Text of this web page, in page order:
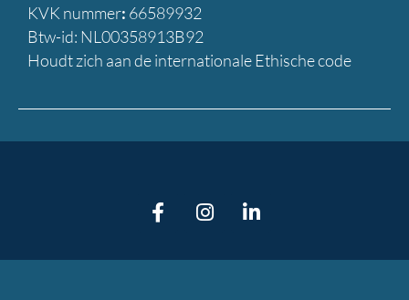
KVK nummer: 66589932
Btw-id: NL00358913B92
Houdt zich aan de internationale Ethische code